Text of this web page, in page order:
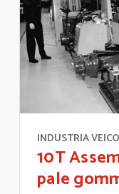
INDUSTRIA
10T
pale